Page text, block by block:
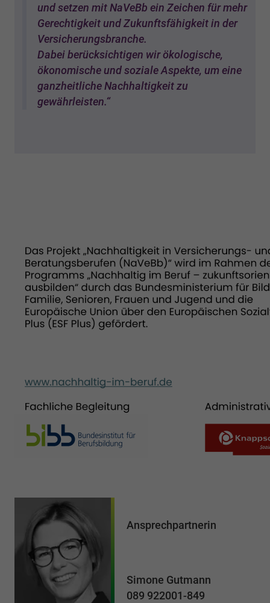
und setzen mit NaVeBb ein Zeichen für mehr
Gerechtigkeit und Zukunftsfähigkeit in der
Versicherungsbranche.
Dabei berücksichtigen wir ökologische,
ökonomische und soziale Aspekte, um eine
ganzheitliche Nachhaltigkeit zu
gewährleisten.“
Ansprechpartnerin
Simone Gutmann
089 922001-849